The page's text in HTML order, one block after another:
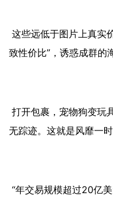
这些远低于图片上真实
致性价比”，诱惑成群的
打开包裹，宠物狗变玩
无踪迹。这就是风靡一
“年交易规模超过20亿